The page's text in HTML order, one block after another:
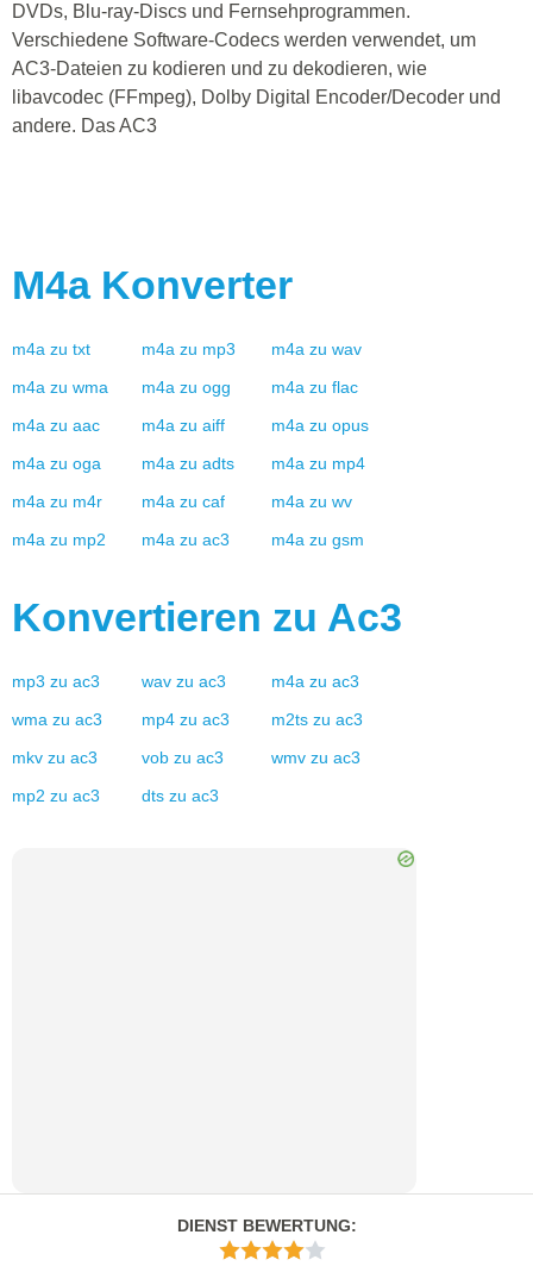
DVDs, Blu-ray-Discs und Fernsehprogrammen.
Verschiedene Software-Codecs werden verwendet, um
AC3-Dateien zu kodieren und zu dekodieren, wie
libavcodec (FFmpeg), Dolby Digital Encoder/Decoder und
andere. Das AC3
M4a Konverter
m4a zu txt m4a zu mp3 m4a zu wav
m4a zu wma m4a zu ogg m4a zu flac
m4a zu aac m4a zu aiff m4a zu opus
m4a zu oga m4a zu adts m4a zu mp4
m4a zu m4r m4a zu caf m4a zu wv
m4a zu mp2 m4a zu ac3 m4a zu gsm
Konvertieren zu Ac3
mp3 zu ac3 wav zu ac3 m4a zu ac3
wma zu ac3 mp4 zu ac3 m2ts zu ac3
mkv zu ac3 vob zu ac3 wmv zu ac3
mp2 zu ac3 dts zu ac3
DIENST BEWERTUNG: